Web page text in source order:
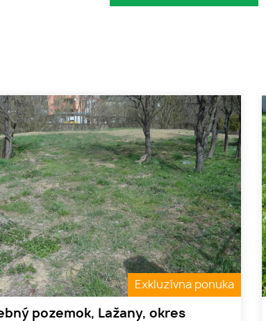
Exkluzívna ponuka
pozemok, Lažany, okres